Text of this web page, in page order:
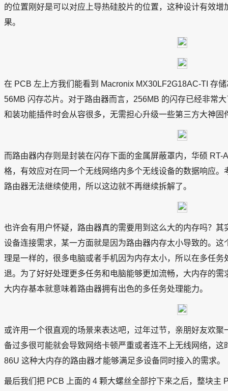
的位置刚好是可以对应上导热硅胶片的位置，这种设计有效
果。
在 PCB 左上方我们能看到 Macronix MX30LF2G18AC-TI 存
56MB 闪存芯片。对于路由器而言，256MB 的闪存已经非常
和装功能插件时会从容很多，无需担心升级一些第三方大神固
而路由器内存则是封装在闪存下面的金属屏蔽罩内，华硕 RT-
格，有效应对在同一个无线网络内多个无线设备的数据响应
路由器无法继续使用，所以这边就不再继续拆解了。
也许会有用户怀疑，路由器真的需要用到这么大的内存吗？
设备连接需求，某一方面就是因为路由器内存太小导致的。
理是一样的，很多电脑或者手机因为内存太小，所以在多任
退。为了好好处理更多任务和电脑能够更加流畅，大内存的
大内存基本就意味着路由器拥有出色的多任务处理能力。
或许用一个很直观的场景来表达吧，过年过节，亲朋好友欢
备过多很可能就会导致网络卡顿严重或者连不上无线网络，
86U 这种大内存的路由器才能够满足多设备同时接入的需求。
最后我们把 PCB 上面的 4 颗大螺丝全部拧下来之后，整块主